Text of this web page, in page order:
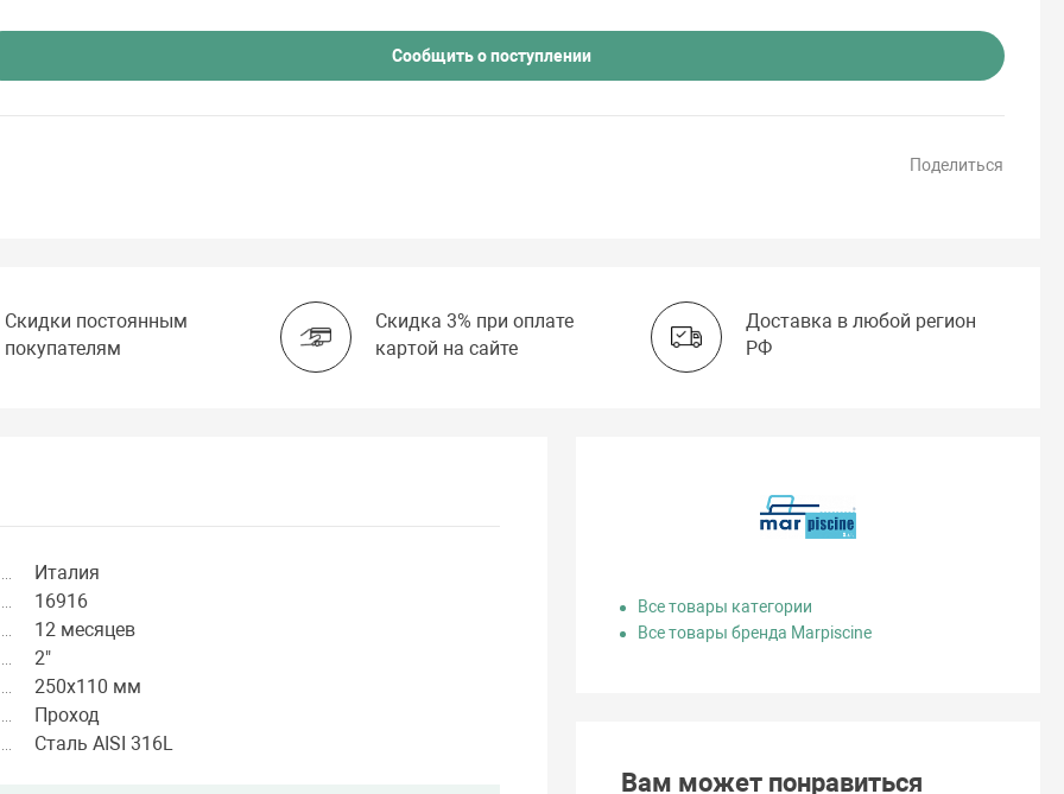
Сообщить о поступлении
Поделиться
Скидки постоянным
покупателям
Скидка 3% при оплате
картой на сайте
Доставка в любой регион
РФ
Италия
16916
12 месяцев
2"
250х110 мм
Проход
Сталь AISI 316L
Все товары категории
Все товары бренда Marpiscine
Вам может понравиться